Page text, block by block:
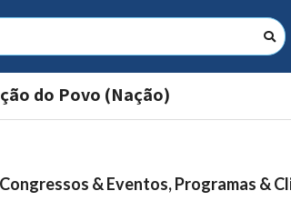
do Povo (Nação)
& Eventos, Programas &